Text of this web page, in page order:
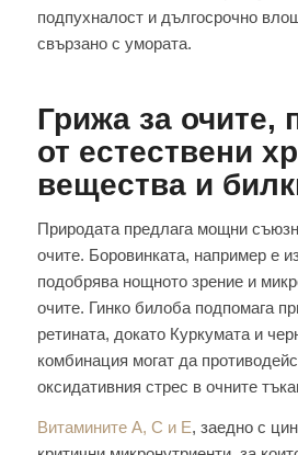
подпухналост и дългосрочно
свързано с умората.
Грижа за очите,
от естествени
вещества и
Природата предлага мощни
очите. Боровинката, например е
подобрява нощното зрение и
очите. Гинко билоба подпомага
ретината, докато Куркумата и
комбинация могат да
оксидативния стрес в очните
Витамините А, С и Е, заедно с